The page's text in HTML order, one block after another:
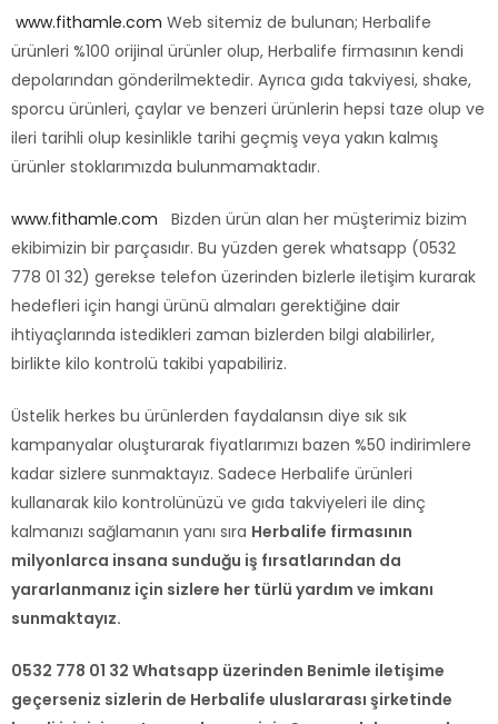
www.fithamle.com Web sitemiz de bulunan; Herbalife
ürünleri %100 orijinal ürünler olup, Herbalife firmasının kendi
depolarından gönderilmektedir. Ayrıca gıda takviyesi, shake,
sporcu ürünleri, çaylar ve benzeri ürünlerin hepsi taze olup ve
ileri tarihli olup kesinlikle tarihi geçmiş veya yakın kalmış
ürünler stoklarımızda bulunmamaktadır.
www.fithamle.com
Bizden ürün alan her müşterimiz bizim
ekibimizin bir parçasıdır. Bu yüzden gerek whatsapp (0532
778 01 32) gerekse telefon üzerinden bizlerle iletişim kurarak
hedefleri için hangi ürünü almaları gerektiğine dair
ihtiyaçlarında istedikleri zaman bizlerden bilgi alabilirler,
birlikte kilo kontrolü takibi yapabiliriz.
Üstelik herkes bu ürünlerden faydalansın diye sık sık
kampanyalar oluşturarak fiyatlarımızı bazen %50 indirimlere
kadar sizlere sunmaktayız. Sadece Herbalife ürünleri
kullanarak kilo kontrolünüzü ve gıda takviyeleri ile dinç
kalmanızı sağlamanın yanı sıra Herbalife firmasının
milyonlarca insana sunduğu iş fırsatlarından da
yararlanmanız için sizlere her türlü yardım ve imkanı
sunmaktayız.
0532 778 01 32 Whatsapp üzerinden Benimle iletişime
geçerseniz sizlerin de Herbalife uluslararası şirketinde